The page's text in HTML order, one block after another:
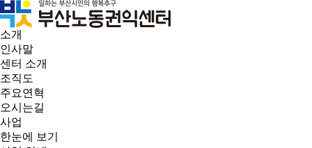
소개
인사말
센터 소개
조직도
주요연혁
오시는길
사업
한눈에 보기